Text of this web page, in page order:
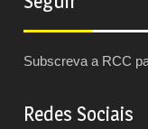
Subscreva a RCC
Redes Sociais